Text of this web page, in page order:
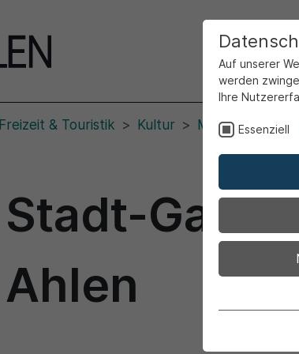
Freizeit & Touristik Kultur Museen
Stadt-
Ahlen
Auf unserer
werden
Ihre
Essenziell
Essenzielle